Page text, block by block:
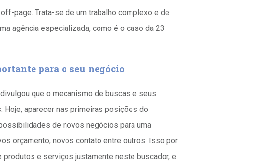
page. Trata-se de um trabalho complexo e de
agência especializada, como é o caso da 23
para o seu negócio
que o mecanismo de buscas e seus
aparecer nas primeiras posições do
de novos negócios para uma
orçamento, novos contato entre outros. Isso por
e serviços justamente neste buscador, e